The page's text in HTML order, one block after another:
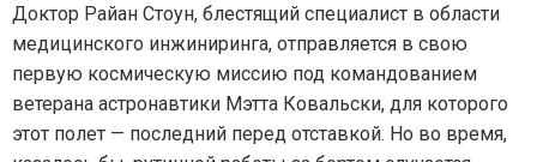
Доктор Райан Стоун, блестящий специалист в области
медицинского инжиниринга, отправляется в свою
первую космическую миссию под командованием
ветерана астронавтики Мэтта Ковальски, для которого
этот полет — последний перед отставкой. Но во время,